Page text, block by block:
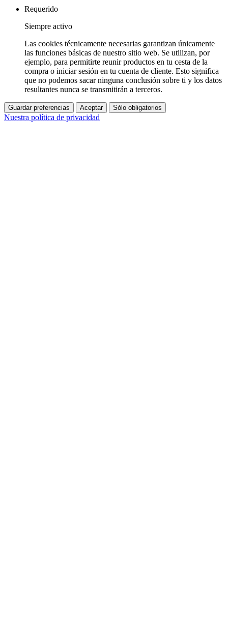
Requerido
Siempre activo
Las cookies técnicamente necesarias garantizan únicamente
las funciones básicas de nuestro sitio web. Se utilizan, por
ejemplo, para permitirte reunir productos en tu cesta de la
compra o iniciar sesión en tu cuenta de cliente. Esto significa
que no podemos sacar ninguna conclusión sobre ti y los datos
resultantes nunca se transmitirán a terceros.
Guardar preferencias Aceptar Sólo obligatorios
Nuestra política de privacidad